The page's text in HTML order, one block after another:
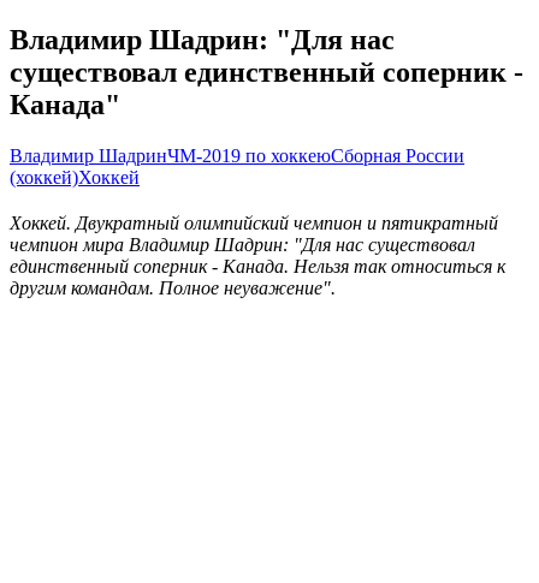
Владимир Шадрин: "Для нас
существовал единственный соперник -
Канада"
Владимир ШадринЧМ-2019 по хоккеюСборная России
(хоккей)Хоккей
Хоккей. Двукратный олимпийский чемпион и пятикратный
чемпион мира Владимир Шадрин: "Для нас существовал
единственный соперник - Канада. Нельзя так относиться к
другим командам. Полное неуважение".